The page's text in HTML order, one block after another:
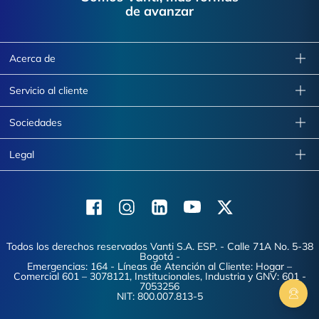
de avanzar
Acerca de
Servicio al cliente
Sociedades
Legal
FacebookInstagramLinkedinYoutubeX (Twitter)
Todos los derechos reservados Vanti S.A. ESP. - Calle 71A No. 5-38
Bogotá -
Emergencias: 164 - Líneas de Atención al Cliente: Hogar –
Comercial 601 – 3078121, Institucionales, Industria y GNV: 601 -
7053256
NIT: 800.007.813-5